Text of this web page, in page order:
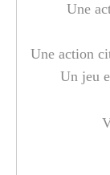
Une
Une action
Un jeu